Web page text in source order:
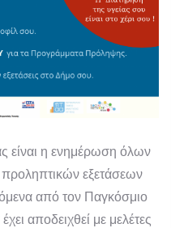
είναι η ενημέρωση όλων
εξετάσεων
από τον Παγκόσμιο
αποδειχθεί με μελέτες